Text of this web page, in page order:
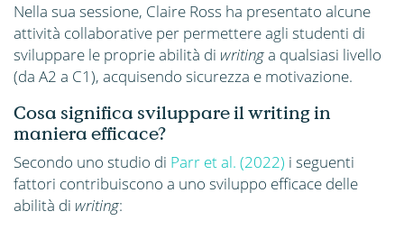
Nella sua sessione, Claire Ross ha presentato alcune
attività collaborative per permettere agli studenti di
sviluppare le proprie abilità di writinga qualsiasi livello
(da A2 a C1), acquisendo sicurezza e motivazione.
Cosa significa sviluppare il writing in
maniera efficace?
Secondo uno studio di Parr et al. (2022) i seguenti
fattori contribuiscono a uno sviluppo efficace delle
abilità di writing: